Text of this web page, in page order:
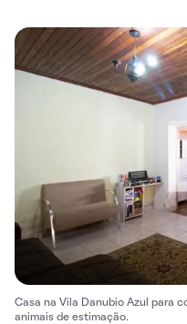
Casa na Vila Danubio Azul para
animais de estimação.